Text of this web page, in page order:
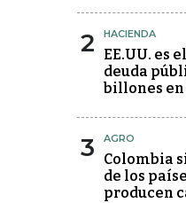
2 HACIENDA
EE.UU. es
deuda
billones en
3 AGRO
Colombia
de los
producen